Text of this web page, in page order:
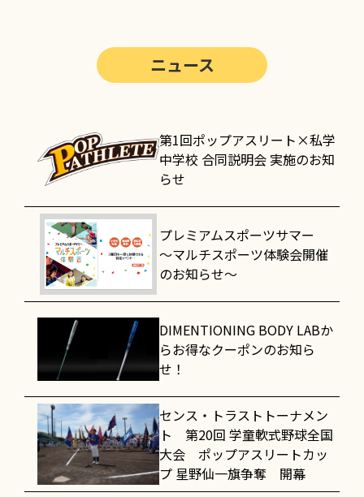
ニュース
第1回ポップアスリート×私学
中学校 合同説明会 実施のお知
らせ
プレミアムスポーツサマー
～マルチスポーツ体験会開催
のお知らせ～
DIMENTIONING BODY LABか
らお得なクーポンのお知ら
せ！
センス・トラストトーナメン
ト 第20回 学童軟式野球全国
大会 ポップアスリートカッ
プ 星野仙一旗争奪 開幕